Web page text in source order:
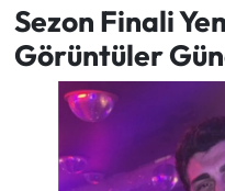
Sezon Finali
Görüntüler